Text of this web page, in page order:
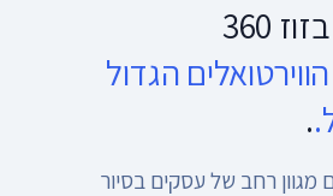
360
הגדול
.
מגוון רחב של עסקים בסיור